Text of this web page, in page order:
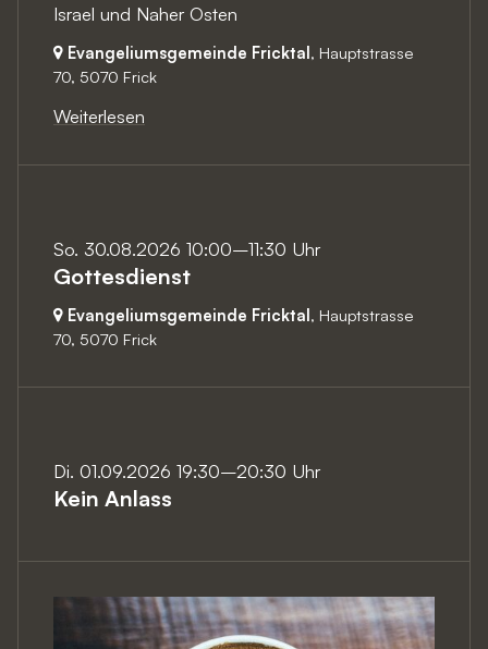
Israel und Naher Osten
Evangeliumsgemeinde Fricktal, Hauptstrasse
70, 5070 Frick
Weiterlesen
So. 30.08.2026 10:00–11:30 Uhr
Gottesdienst
Evangeliumsgemeinde Fricktal, Hauptstrasse
70, 5070 Frick
Di. 01.09.2026 19:30–20:30 Uhr
Kein Anlass